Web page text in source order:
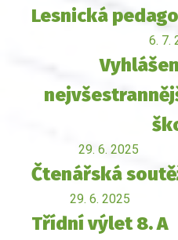
Lesnická
6. 7.
29. 6. 2025
Čtenářská
29. 6. 2025
Třídní výlet 8. A